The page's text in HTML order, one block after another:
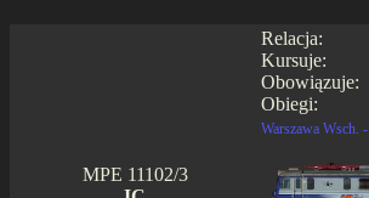
Relacja:
Kursuje:
Obowiązuje:
Obiegi:
MPE 11102/3
Warszawa Wsch. -